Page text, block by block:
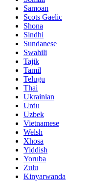
Samoan
Scots Gaelic
Shona
Sindhi
Sundanese
Swahili
Tajik
Tamil
Telugu
Thai
Ukrainian
Urdu
Uzbek
Vietnamese
Welsh
Xhosa
Yiddish
Yoruba
Zulu
Kinyarwanda